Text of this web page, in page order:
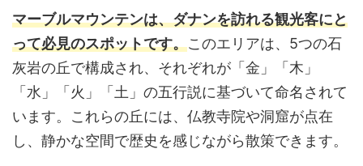
マーブルマウンテンは、ダナンを訪れる観光客にと
って必見のスポットです。このエリアは、5つの石
灰岩の丘で構成され、それぞれが「金」「木」
「水」「火」「土」の五行説に基づいて命名されて
います。これらの丘には、仏教寺院や洞窟が点在
し、静かな空間で歴史を感じながら散策できます。